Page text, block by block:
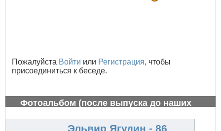
Пожалуйста Войти или Регистрация, чтобы
присоединиться к беседе.
Фотоальбом (после выпуска до наших
Эльвир Ягудин - 86